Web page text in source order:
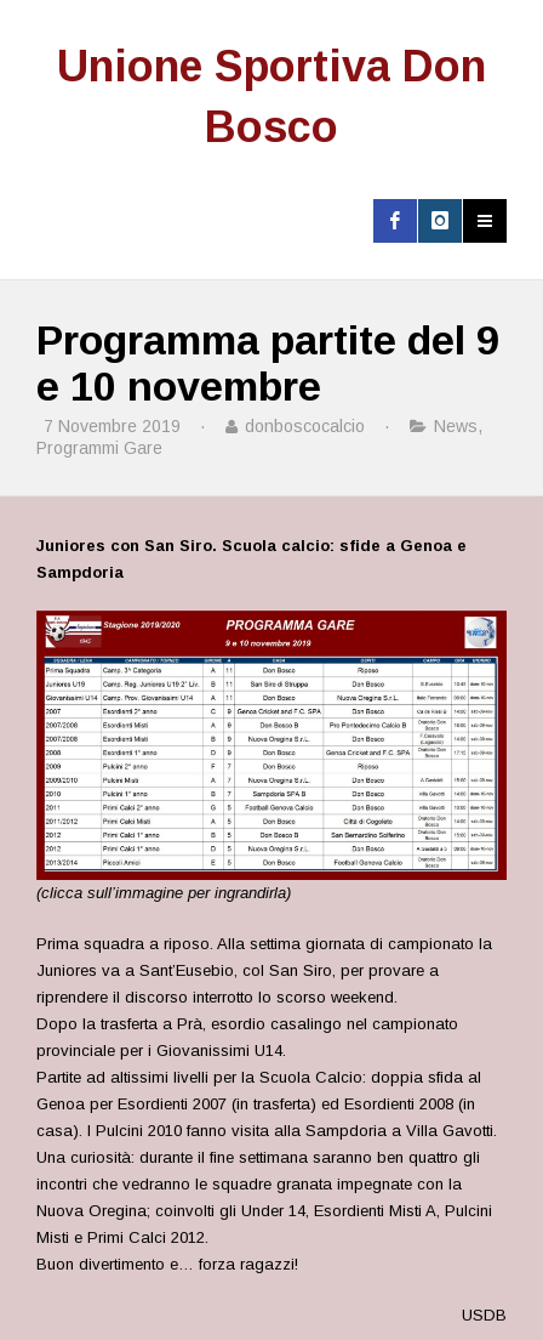
Unione Sportiva Don
Bosco
Programma partite del 9
e 10 novembre
7 Novembre 2019 · donboscocalcio · News,
Programmi Gare
Juniores con San Siro. Scuola calcio: sfide a Genoa e
Sampdoria
(clicca sull’immagine per ingrandirla)
Prima squadra a riposo. Alla settima giornata di campionato la
Juniores va a Sant’Eusebio, col San Siro, per provare a
riprendere il discorso interrotto lo scorso weekend.
Dopo la trasferta a Prà, esordio casalingo nel campionato
provinciale per i Giovanissimi U14.
Partite ad altissimi livelli per la Scuola Calcio: doppia sfida al
Genoa per Esordienti 2007 (in trasferta) ed Esordienti 2008 (in
casa). I Pulcini 2010 fanno visita alla Sampdoria a Villa Gavotti.
Una curiosità: durante il fine settimana saranno ben quattro gli
incontri che vedranno le squadre granata impegnate con la
Nuova Oregina; coinvolti gli Under 14, Esordienti Misti A, Pulcini
Misti e Primi Calci 2012.
Buon divertimento e… forza ragazzi!
USDB